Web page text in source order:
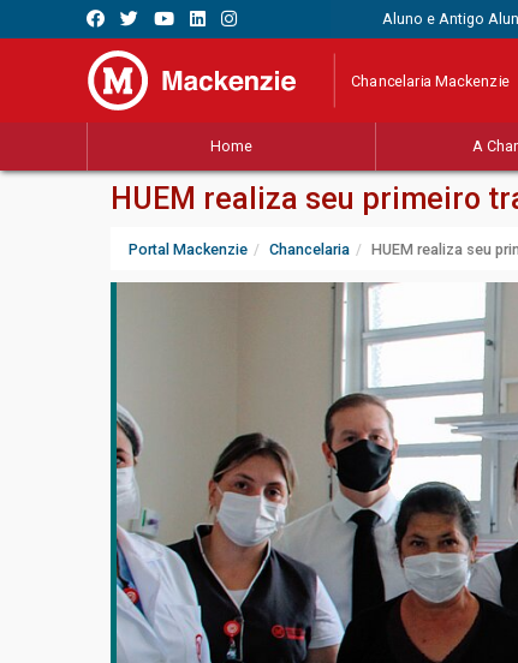
Aluno e Antigo
Chancelaria Mackenzie
Home A
HUEM realiza seu primeiro
Portal Mackenzie Chancelaria HUEM realiza seu